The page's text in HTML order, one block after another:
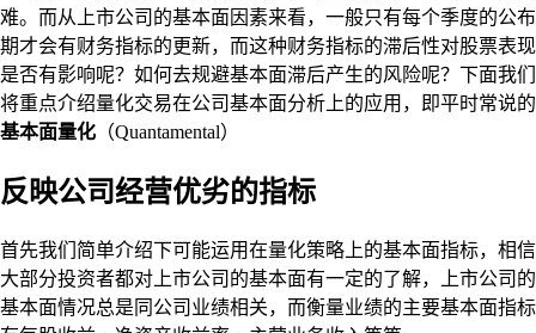
难。而从上市公司的基本面因素来看，一般只有每个季度的公布
期才会有财务指标的更新，而这种财务指标的滞后性对股票表现
是否有影响呢？如何去规避基本面滞后产生的风险呢？下面我们
将重点介绍量化交易在公司基本面分析上的应用，即平时常说的
基本面量化 （Quantamental）
反映公司经营优劣的指标
首先我们简单介绍下可能运用在量化策略上的基本面指标，相信
大部分投资者都对上市公司的基本面有一定的了解，上市公司的
基本面情况总是同公司业绩相关，而衡量业绩的主要基本面指标